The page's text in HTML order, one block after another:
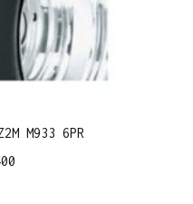
M933 6PR